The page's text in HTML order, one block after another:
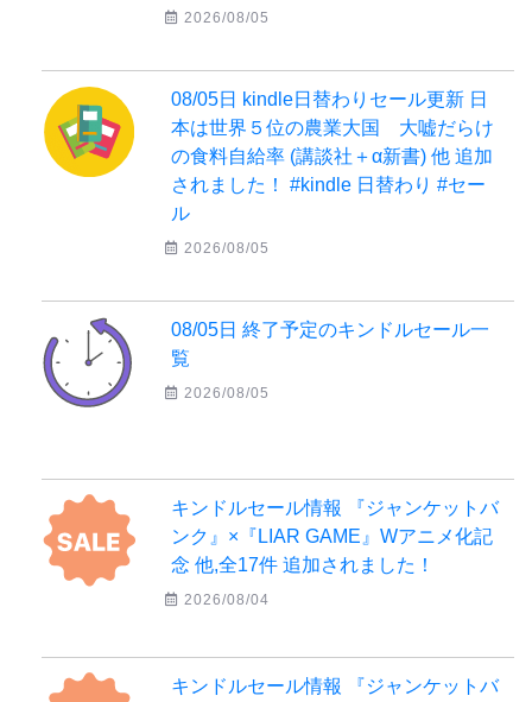
2026/08/05
08/05日 kindle日替わりセール更新 日
本は世界５位の農業大国 大嘘だらけ
の食料自給率 (講談社＋α新書) 他 追加
されました！ #kindle 日替わり #セー
ル
2026/08/05
08/05日 終了予定のキンドルセール一
覧
2026/08/05
キンドルセール情報 『ジャンケットバ
ンク』×『LIAR GAME』Wアニメ化記
念 他,全17件 追加されました！
2026/08/04
キンドルセール情報 『ジャンケットバ